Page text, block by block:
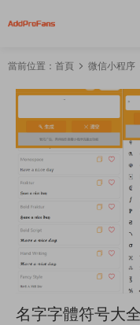
當前位置： 首頁 微信小程序
名字字體符号大